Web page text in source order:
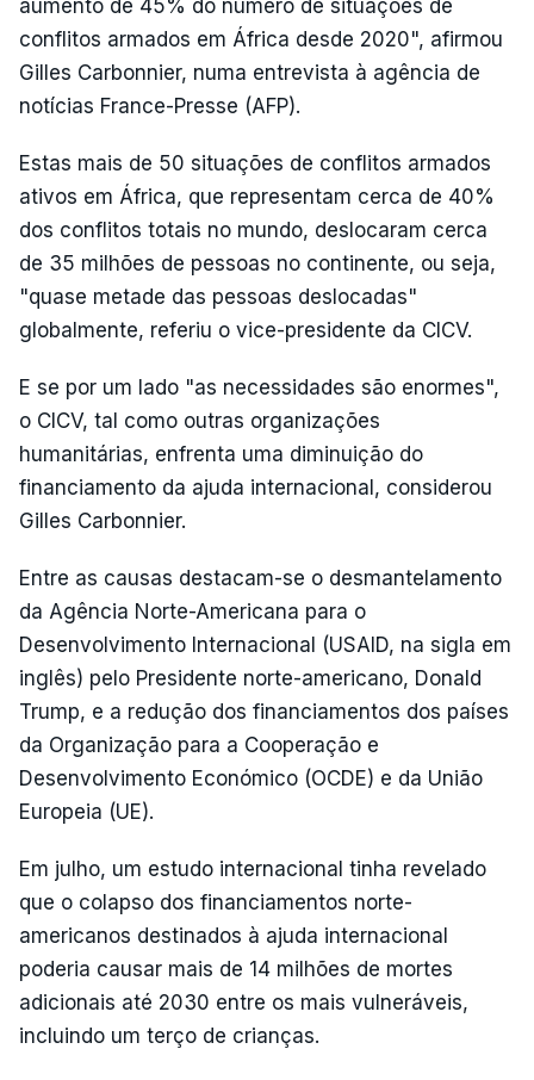
aumento de 45% do número de situações de
conflitos armados em África desde 2020", afirmou
Gilles Carbonnier, numa entrevista à agência de
notícias France-Presse (AFP).
Estas mais de 50 situações de conflitos armados
ativos em África, que representam cerca de 40%
dos conflitos totais no mundo, deslocaram cerca
de 35 milhões de pessoas no continente, ou seja,
"quase metade das pessoas deslocadas"
globalmente, referiu o vice-presidente da CICV.
E se por um lado "as necessidades são enormes",
o CICV, tal como outras organizações
humanitárias, enfrenta uma diminuição do
financiamento da ajuda internacional, considerou
Gilles Carbonnier.
Entre as causas destacam-se o desmantelamento
da Agência Norte-Americana para o
Desenvolvimento Internacional (USAID, na sigla em
inglês) pelo Presidente norte-americano, Donald
Trump, e a redução dos financiamentos dos países
da Organização para a Cooperação e
Desenvolvimento Económico (OCDE) e da União
Europeia (UE).
Em julho, um estudo internacional tinha revelado
que o colapso dos financiamentos norte-
americanos destinados à ajuda internacional
poderia causar mais de 14 milhões de mortes
adicionais até 2030 entre os mais vulneráveis,
incluindo um terço de crianças.